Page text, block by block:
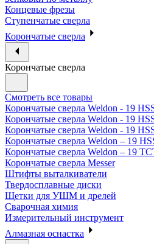
Концевые фрезы
Ступенчатые сверла
Корончатые сверла
Корончатые сверла
Смотреть все товары
Корончатые сверла Weldon - 19
Корончатые сверла Weldon - 19
Корончатые сверла Weldon - 19
Корончатые сверла Weldon – 19
Корончатые сверла Weldon – 19
Корончатые сверла Messer
Штифты выталкиватели
Твердосплавные диски
Щетки для УШМ и дрелей
Сварочная химия
Измерительный инструмент
Алмазная оснастка